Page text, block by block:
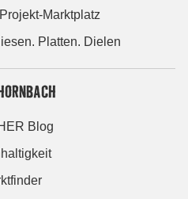
Marktplatz
Platten. Dielen
Blog